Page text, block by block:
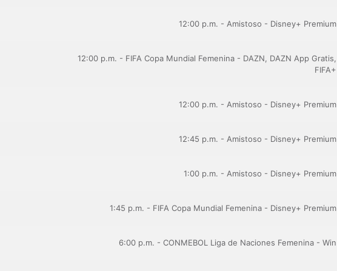
12:00 p.m. - Amistoso - Disney+ Premium
12:00 p.m. - FIFA Copa Mundial Femenina - DAZN, DAZN App Gratis,
FIFA+
12:00 p.m. - Amistoso - Disney+ Premium
12:45 p.m. - Amistoso - Disney+ Premium
1:00 p.m. - Amistoso - Disney+ Premium
1:45 p.m. - FIFA Copa Mundial Femenina - Disney+ Premium
6:00 p.m. - CONMEBOL Liga de Naciones Femenina - Win